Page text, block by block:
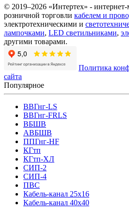
© 2019–2026 «Интертех» -
розничной торговли кабелем и
электротехническими и
лампочками, LED светильниками,
другими товарами.
Политика
сайта
Популярное
ВВГнг-LS
ВВГнг-FRLS
ВБШВ
АВБШВ
ППГнг-HF
КГтп
КГтп-ХЛ
СИП-2
СИП-4
ПВС
Кабель-канал 25х16
Кабель-канал 40х40